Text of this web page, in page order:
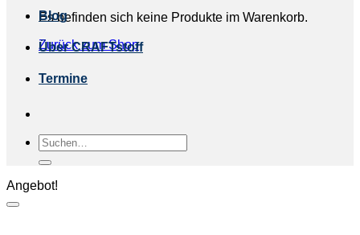
Es befinden sich keine Produkte im Warenkorb.
Zurück zum Shop
Blog
Über CRAFTstoff
Termine
Suchen
nach:
Angebot!